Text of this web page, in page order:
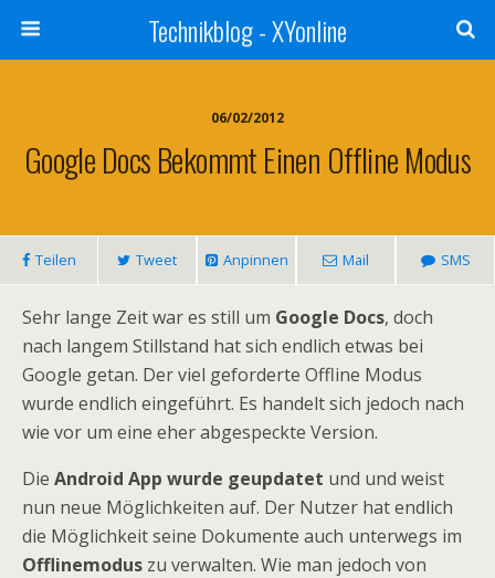
Technikblog - XYonline
06/02/2012
Google Docs Bekommt Einen Offline Modus
Teilen Tweet Anpinnen Mail SMS
Sehr lange Zeit war es still um Google Docs, doch
nach langem Stillstand hat sich endlich etwas bei
Google getan. Der viel geforderte Offline Modus
wurde endlich eingeführt. Es handelt sich jedoch nach
wie vor um eine eher abgespeckte Version.
Die Android App wurde geupdatet und und weist
nun neue Möglichkeiten auf. Der Nutzer hat endlich
die Möglichkeit seine Dokumente auch unterwegs im
Offlinemodus zu verwalten. Wie man jedoch von